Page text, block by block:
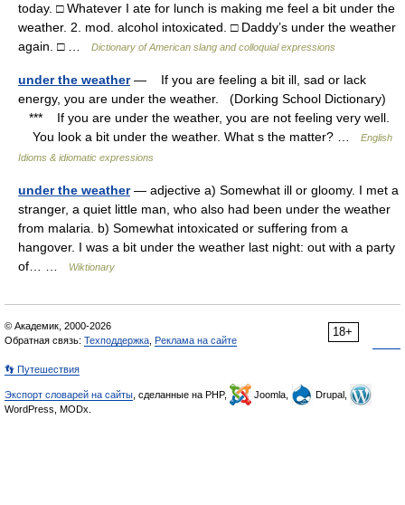
today. □ Whatever I ate for lunch is making me feel a bit under the
weather. 2. mod. alcohol intoxicated. □ Daddy’s under the weather
again. □ …
Dictionary of American slang and colloquial expressions
under the weather— If you are feeling a bit ill, sad or lack
energy, you are under the weather. (Dorking School Dictionary)
*** If you are under the weather, you are not feeling very well.
You look a bit under the weather. What s the matter? …
English
Idioms & idiomatic expressions
under the weather— adjective a) Somewhat ill or gloomy. I met a
stranger, a quiet little man, who also had been under the weather
from malaria. b) Somewhat intoxicated or suffering from a
hangover. I was a bit under the weather last night: out with a party
of… …
Wiktionary
18+
© Академик, 2000-2026
Обратная связь: Техподдержка Реклама на сайте
👣 Путешествия
Экспорт словарей на сайты , сделанные на PHP, Joomla,
Drupal,
WordPress, MODx.